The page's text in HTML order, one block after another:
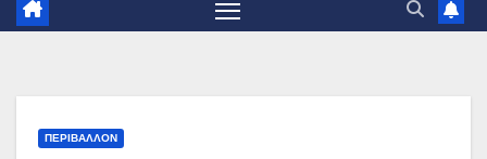
ΠΕΡΙΒΆΛΛΟΝ